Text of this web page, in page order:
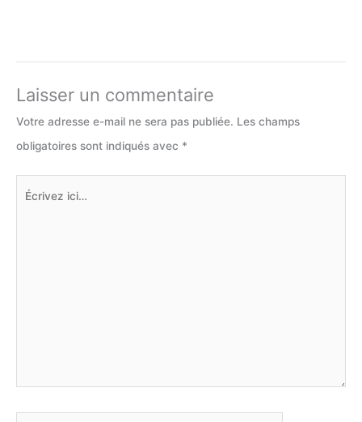
Laisser un commentaire
Votre adresse e-mail ne sera pas publiée. Les champs
obligatoires sont indiqués avec *